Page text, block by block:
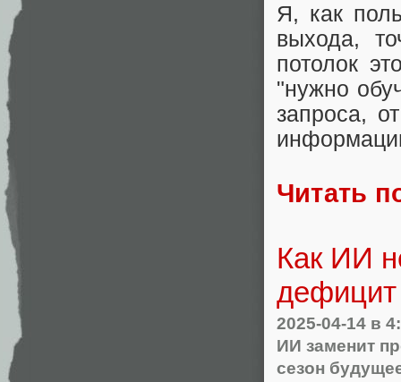
Я, как
выхода,
потолок
"нужно
запроса,
Читать
Как ИИ
2025-04-14 в
ИИ заменит
сезон